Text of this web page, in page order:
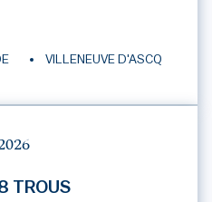
VILLENEUVE D'ASCQ
TROUS